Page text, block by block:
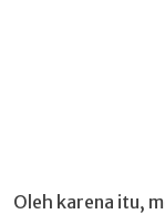
Oleh karena itu,